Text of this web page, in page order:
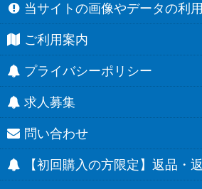
当サイトの画像やデータの利
ご利用案内
プライバシーポリシー
求人募集
問い合わせ
【初回購入の方限定】返品・